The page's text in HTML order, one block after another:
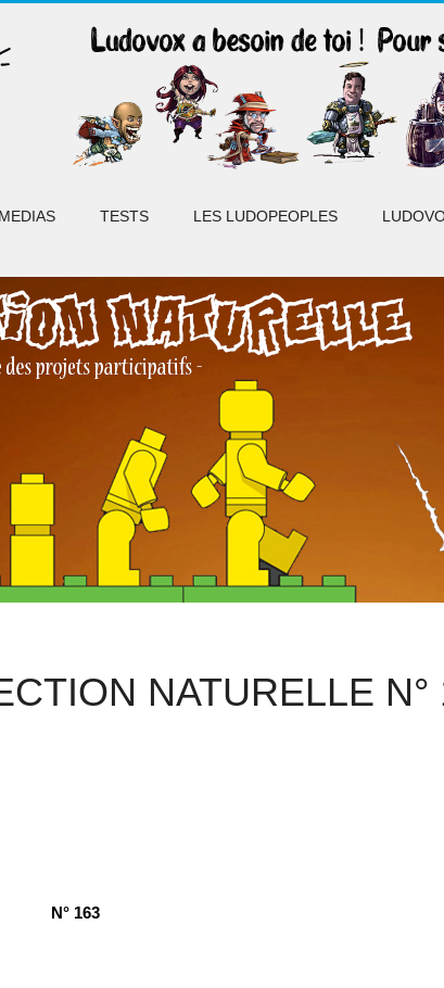
MEDIAS TESTS LES LUDOPEOPLES
NATURELLE N°
N° 163